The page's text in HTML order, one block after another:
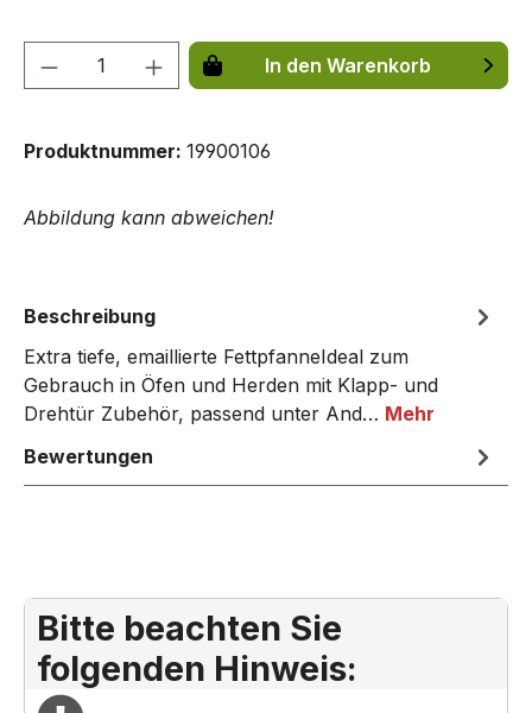
Produkt Anzahl: Gib denIn den Warenkorb
Produktnummer: 19900106
Abbildung kann abweichen!
Beschreibung
Extra tiefe, emaillierte FettpfanneIdeal zum
Gebrauch in Öfen und Herden mit Klapp- und
Drehtür Zubehör, passend unter And… Mehr
Bewertungen
Bitte beachten Sie
folgenden Hinweis: